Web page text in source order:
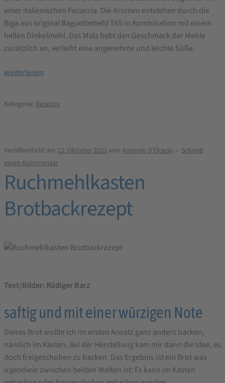
einer italienischen Focaccia. Die Aromen entstehen durch die
Biga aus original Baguettemehl T65 in Kombination mit einem
hellen Dinkelmehl. Das Malz hebt den Geschmack der Mehle
zusätzlich an, verleiht eine angenehme und leichte Süße.
Baguette-
weiterlesen
Kategorie: Rezepte
Veröffentlicht am 12. Oktober 2021 von Antonio D'Orazio — Schreib
einen Kommentar
Ruchmehlkasten
Brotbackrezept
Text/Bilder: Rüdiger Barz
saftig und mit einer würzigen Note
Dieses Brot wollte ich im ersten Ansatz ganz anders backen,
nämlich im Kasten. Bei der Herstellung kam mir dann die Idee, es
doch freigeschoben zu backen. Das Ergebnis ist ein Brot was
irgendwie zwischen beiden Welten ist: Es kann im Kasten